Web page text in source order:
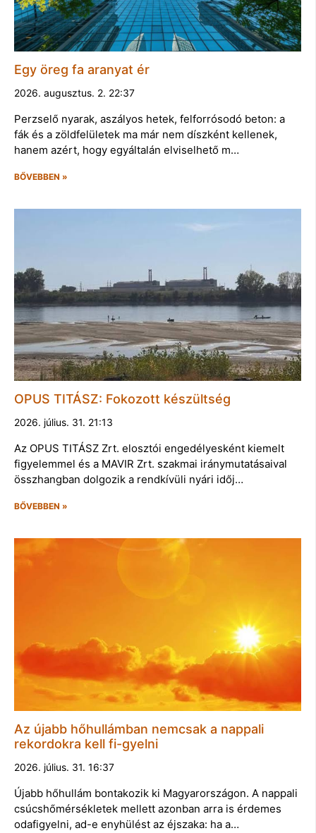
Egy öreg fa aranyat ér
2026. augusztus. 2. 22:37
Perzselő nyarak, aszályos hetek, felforrósodó beton: a
fák és a zöldfelületek ma már nem díszként kellenek,
hanem azért, hogy egyáltalán elviselhető m…
BŐVEBBEN »
OPUS TITÁSZ: Fokozott készültség
2026. július. 31. 21:13
Az OPUS TITÁSZ Zrt. elosztói engedélyesként kiemelt
figyelemmel és a MAVIR Zrt. szakmai iránymutatásaival
összhangban dolgozik a rendkívüli nyári időj…
BŐVEBBEN »
Az újabb hőhullámban nemcsak a nappali
rekordokra kell fi-gyelni
2026. július. 31. 16:37
Újabb hőhullám bontakozik ki Magyarországon. A nappali
csúcshőmérsékletek mellett azonban arra is érdemes
odafigyelni, ad-e enyhülést az éjszaka: ha a…